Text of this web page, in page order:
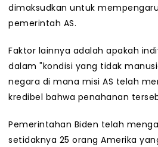
dimaksudkan untuk
pemerintah AS.
Faktor lainnya adalah apakah
dalam "kondisi yang tidak
negara di mana misi AS telah
kredibel bahwa penahanan
Pemerintahan Biden telah
setidaknya 25 orang Amerika